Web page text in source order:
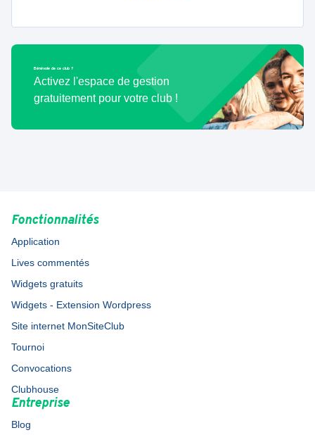
Bénévole de ce club ?
Activez l'espace de gestion
gratuitement pour votre club !
Fonctionnalités
Application
Lives commentés
Widgets gratuits
Widgets - Extension Wordpress
Site internet MonSiteClub
Tournoi
Convocations
Clubhouse
Entreprise
Blog